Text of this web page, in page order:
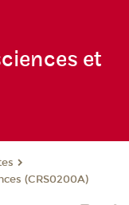
et
(CRS0200A)